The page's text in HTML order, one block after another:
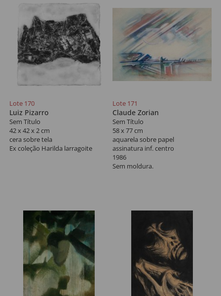
Lote 170
Luiz Pizarro
Sem Título
42 x 42 x 2 cm
cera sobre tela
Ex coleção Harilda larragoite
Lote 171
Claude Zorian
Sem Título
58 x 77 cm
aquarela sobre papel
assinatura inf. centro
1986
Sem moldura.